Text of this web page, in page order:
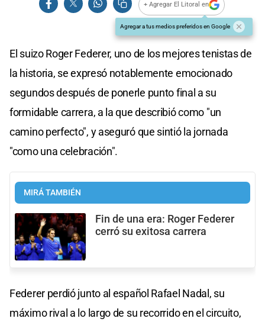
+ Agregar El Litoral en
Agregar a tus medios preferidos en Google
El suizo Roger Federer, uno de los mejores tenistas de
la historia, se expresó notablemente emocionado
segundos después de ponerle punto final a su
formidable carrera, a la que describió como "un
camino perfecto", y aseguró que sintió la jornada
"como una celebración".
MIRÁ TAMBIÉN
Fin de una era: Roger Federer
cerró su exitosa carrera
Federer perdió junto al español Rafael Nadal, su
máximo rival a lo largo de su recorrido en el circuito,